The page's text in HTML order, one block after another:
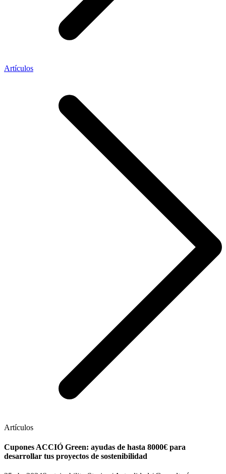
Artículos
Artículos
Cupones ACCIÓ Green: ayudas de hasta 8000€ para
desarrollar tus proyectos de sostenibilidad